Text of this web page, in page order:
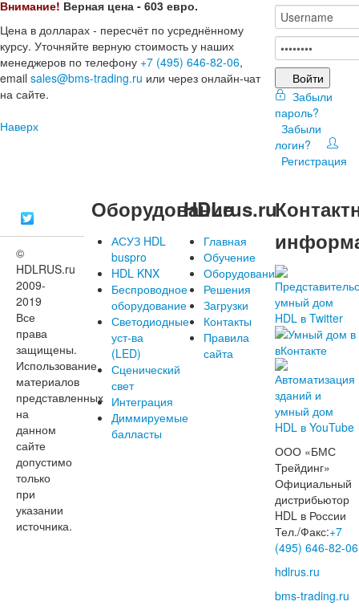
Внимание! Верная цена - 603 евро.
Цена в долларах - пересчёт по усреднённому
курсу. Уточняйте верную стоимость у наших
менеджеров по телефону +7 (495) 646-82-06,
email sales@bms-trading.ru или через онлайн-чат
на сайте.
Наверх
Войти
Забыли
пароль?
Забыли
логин?
Регистрация
©
HDLRUS.ru
2009-
2019
Все
права
защищены.
Использование
материалов
представленных
на
данном
сайте
допустимо
только
при
указании
источника.
Оборудование
АСУЗ HDL
buspro
HDL KNX
Беспроводное
оборудование
Светодиодные
уст-ва
(LED)
Сценический
свет
Интеграция
Диммируемые
балласты
HDLrus.ru
Главная
Обучение
Оборудование
Решения
Загрузки
Контакты
Правила
сайта
ООО «БМС
Трейдинг»
Официальный
дистрибьютор
HDL в России
Тел./Факс:+7
(495) 646-82-06
hdlrus.ru
bms-trading.ru